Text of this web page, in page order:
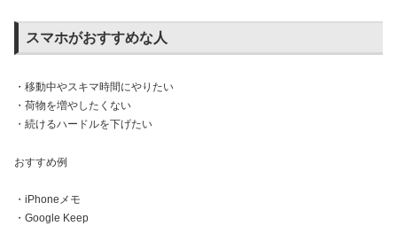
スマホがおすすめな人
・移動中やスキマ時間にやりたい
・荷物を増やしたくない
・続けるハードルを下げたい
おすすめ例
・iPhoneメモ
・Google Keep